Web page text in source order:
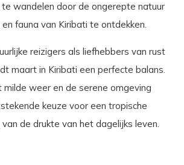
wandelen door de ongerepte natuur
fauna van Kiribati te ontdekken.
reizigers als liefhebbers van rust
maart in Kiribati een perfecte balans.
milde weer en de serene omgeving
keuze voor een tropische
de drukte van het dagelijks leven.